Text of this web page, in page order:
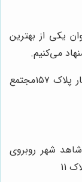
یکی از بهترین
می‌کنیم.
آدرس دفتر تهران خیابان ۱۵خرداد خیابان پامنار پلاک ۱۵۷مجتمع
شهر روبروی
11